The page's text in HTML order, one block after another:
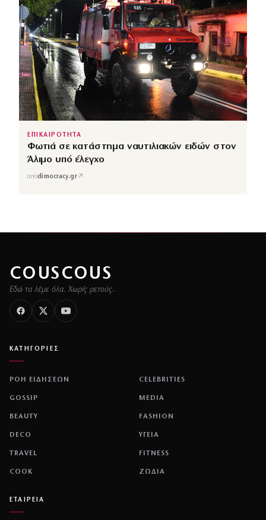
ΕΠΙΚΑΙΡΟΤΗΤΑ
Φωτιά σε κατάστημα ναυτιλιακών ειδών στον
Άλιμο υπό έλεγχο
απόdimocracy.gr↗
COUSCOUS
Εδώ τα λέμε όλα. Χωρίς ρετούς.
ΚΑΤΗΓΟΡΙΕΣ
ΡΟΗ ΕΙΔΗΣΕΩΝ CELEBRITIES
GOSSIP MEDIA
BEAUTY FASHION
DECO ΥΓΕΙΑ
TRAVEL FITNESS
COOK ΖΩΔΙΑ
ΕΤΑΙΡΕΙΑ